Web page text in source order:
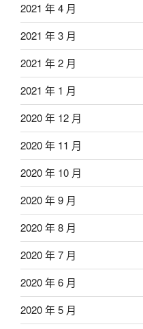
2021 年 4 月
2021 年 3 月
2021 年 2 月
2021 年 1 月
2020 年 12 月
2020 年 11 月
2020 年 10 月
2020 年 9 月
2020 年 8 月
2020 年 7 月
2020 年 6 月
2020 年 5 月